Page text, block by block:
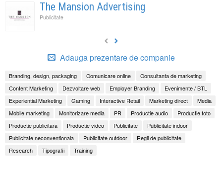
The Mansion Advertising
Publicitate
Adauga prezentare de companie
Branding, design, packaging Comunicare online
Consultanta de marketing
Content Marketing
Dezvoltare web Employer Branding
Evenimente / BTL
Experiential Marketing
Gaming Interactive Retail Marketing direct
Media
Mobile marketing
Monitorizare media PR Productie audio
Productie foto
Productie publicitara
Productie video Publicitate
Publicitate indoor
Publicitate neconventionala
Publicitate outdoor
Regii de publicitate
Research
Tipografii Training